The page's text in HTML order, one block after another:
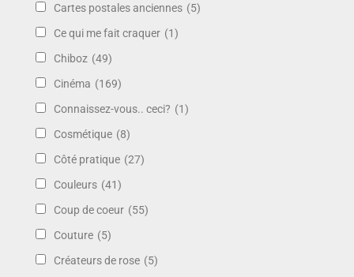
Cartes postales anciennes (5)
Ce qui me fait craquer (1)
Chiboz (49)
Cinéma (169)
Connaissez-vous.. ceci? (1)
Cosmétique (8)
Côté pratique (27)
Couleurs (41)
Coup de coeur (55)
Couture (5)
Créateurs de rose (5)